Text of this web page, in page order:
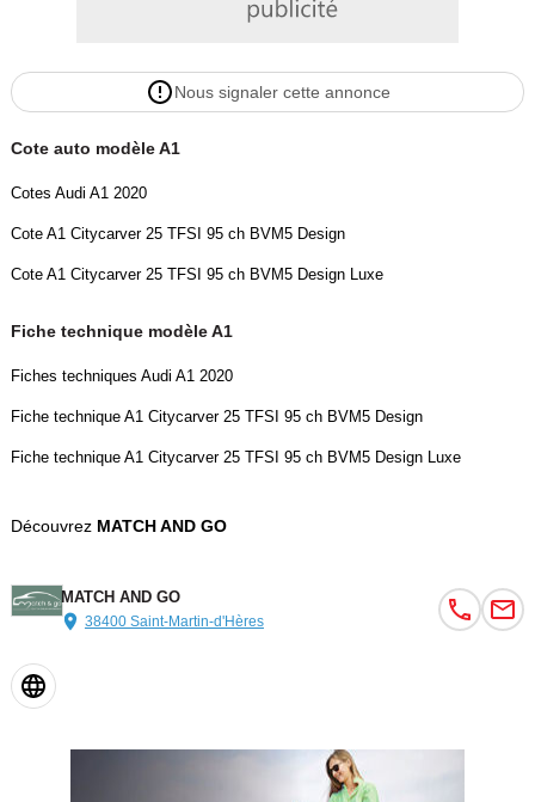
Digital Cockpit
Eclairage intérieur
Encadrement de calandre en Argent Aluminium mat
Essuie-glace arrière à balayage intermittent
Interface Bluetooth
Jantes en aluminium coulé style 5 branches doubles (style S),
Lève-vitres électriques à l'avant et à l'arrière
MMI Radio Plus
Moulures de seuil avec insert en aluminium à l?avant
Phares et feux arrière à LED avec clignotants dynamiques à
Prises d?air latérales à l?avant en noir mat grainé avec
Réception radio numérique : réception des signaux DAB, DAB+ et
DMB audio
Rétroviseur intérieur jour/nuit manuel
Rétroviseurs extérieurs réglables électriquement
Sièges avant réglables en hauteur
Nous signaler cette annonce
Cote auto modèle A1
Cotes Audi A1 2020
Cote A1 Citycarver 25 TFSI 95 ch BVM5 Design
Cote A1 Citycarver 25 TFSI 95 ch BVM5 Design Luxe
Fiche technique modèle A1
Fiches techniques Audi A1 2020
Fiche technique A1 Citycarver 25 TFSI 95 ch BVM5 Design
Fiche technique A1 Citycarver 25 TFSI 95 ch BVM5 Design Luxe
Découvrez MATCH AND GO
MATCH AND GO
38400 Saint-Martin-d'Hères